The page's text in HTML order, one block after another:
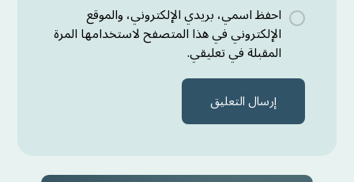
احفظ اسمي، بريدي الإلكتروني، والموقع
الإلكتروني في هذا المتصفح لاستخدامها المرة
المقبلة في تعليقي.
إرسال التعليق